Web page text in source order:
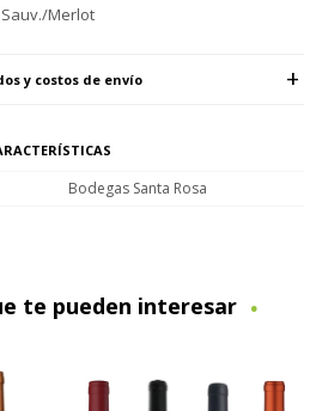
Sauv./Merlot
y costos de envío
Bodegas Santa Rosa
te pueden interesar